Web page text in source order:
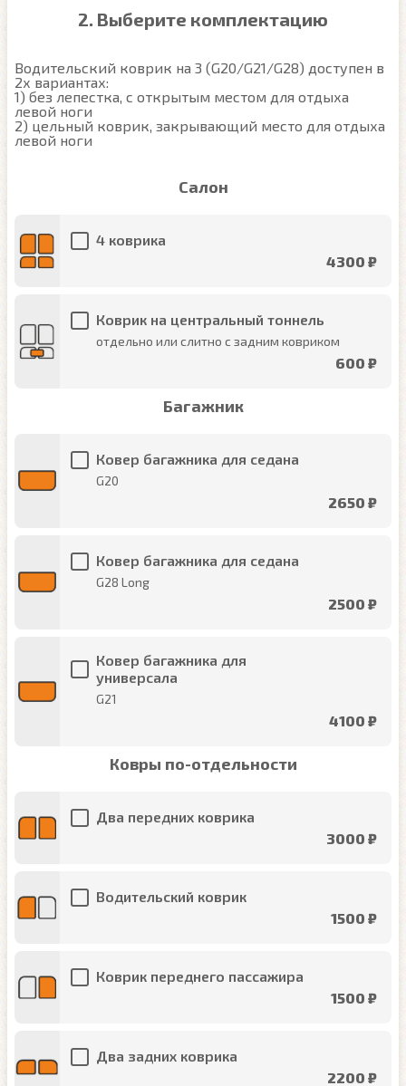
2. Выберите комплектацию
Водительский коврик на 3 (G20/G21/G28) доступен в
2х вариантах:
1) без лепестка, с открытым местом для отдыха
левой ноги
2) цельный коврик, закрывающий место для отдыха
левой ноги
Салон
4 коврика
4300 ₽
Коврик на центральный тоннель
отдельно или слитно с задним ковриком
600 ₽
Багажник
Ковер багажника для седана
G20
2650 ₽
Ковер багажника для седана
G28 Long
2500 ₽
Ковер багажника для
универсала
G21
4100 ₽
Ковры по-отдельности
Два передних коврика
3000 ₽
Водительский коврик
1500 ₽
Коврик переднего пассажира
1500 ₽
Два задних коврика
2200 ₽